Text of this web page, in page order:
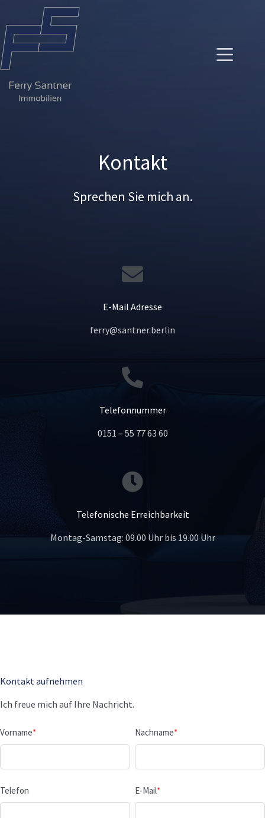
springen
Kontakt
Sprechen Sie mich an.
E-Mail Adresse
ferry@santner.berlin
Telefonnummer
0151 – 55 77 63 60
Telefonische Erreichbarkeit
Montag-Samstag: 09.00 Uhr bis 19.00 Uhr
Kontakt aufnehmen
Ich freue mich auf Ihre Nachricht.
Vorname* Nachname*
Telefon E-Mail*